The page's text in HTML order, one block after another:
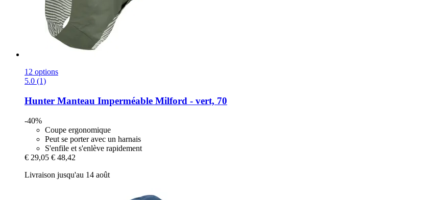
12 options
5.0 (1)
Hunter Manteau Imperméable Milford -​ vert, 70
-40%
Coupe ergonomique
Peut se porter avec un harnais
S'enfile et s'enlève rapidement
€ 29,05 € 48,42
Livraison jusqu'au 14 août